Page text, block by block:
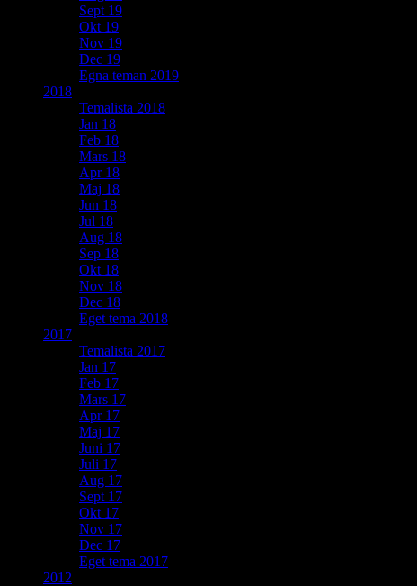
Sept 19
Okt 19
Nov 19
Dec 19
Egna teman 2019
2018
Temalista 2018
Jan 18
Feb 18
Mars 18
Apr 18
Maj 18
Jun 18
Jul 18
Aug 18
Sep 18
Okt 18
Nov 18
Dec 18
Eget tema 2018
2017
Temalista 2017
Jan 17
Feb 17
Mars 17
Apr 17
Maj 17
Juni 17
Juli 17
Aug 17
Sept 17
Okt 17
Nov 17
Dec 17
Eget tema 2017
2012